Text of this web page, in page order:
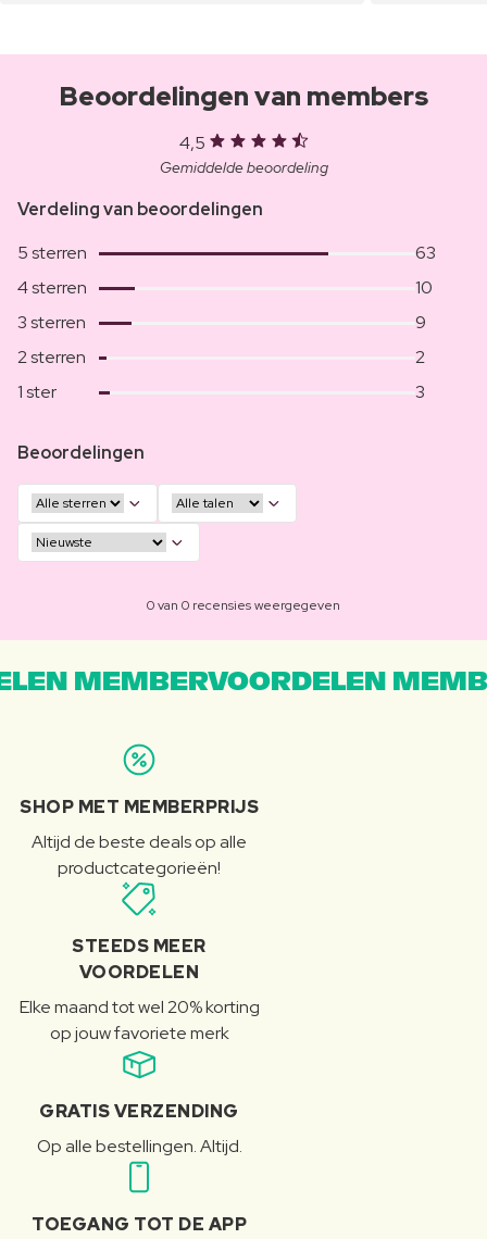
Beoordelingen van members
4,5
Gemiddelde beoordeling
Verdeling van beoordelingen
5 sterren
63
4 sterren
10
3 sterren
9
2 sterren
2
1 ster
3
Beoordelingen
0 van 0 recensies weergegeven
MEMBERVOORDELEN
SHOP MET MEMBERPRIJS
Altijd de beste deals op alle
productcategorieën!
STEEDS MEER
VOORDELEN
Elke maand tot wel 20% korting
op jouw favoriete merk
GRATIS VERZENDING
Op alle bestellingen. Altijd.
TOEGANG TOT DE APP